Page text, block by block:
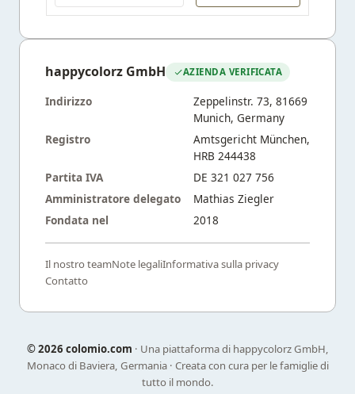
happycolorz GmbH AZIENDA VERIFICATA
Indirizzo
Zeppelinstr. 73, 81669
Munich, Germany
Registro
Amtsgericht München,
HRB 244438
Partita IVA
DE 321 027 756
Amministratore delegato
Mathias Ziegler
Fondata nel
2018
Il nostro teamNote legaliInformativa sulla privacy
Contatto
©2026 colomio.com · Una piattaforma di happycolorz GmbH,
Monaco di Baviera, Germania · Creata con cura per le famiglie di
tutto il mondo.